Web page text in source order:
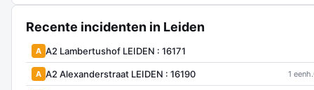
Recente incidenten in Leiden
A A2 Lambertushof LEIDEN : 16171
A A2 Alexanderstraat LEIDEN : 16190 1 eenh.